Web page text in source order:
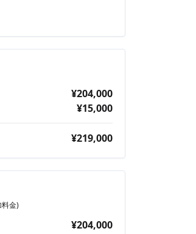
¥204,000
¥15,000
¥219,000
金)
¥204,000